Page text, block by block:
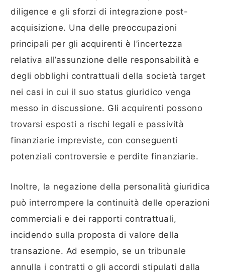
diligence e gli sforzi di integrazione post-
acquisizione. Una delle preoccupazioni
principali per gli acquirenti è l’incertezza
relativa all’assunzione delle responsabilità e
degli obblighi contrattuali della società target
nei casi in cui il suo status giuridico venga
messo in discussione. Gli acquirenti possono
trovarsi esposti a rischi legali e passività
finanziarie impreviste, con conseguenti
potenziali controversie e perdite finanziarie.
Inoltre, la negazione della personalità giuridica
può interrompere la continuità delle operazioni
commerciali e dei rapporti contrattuali,
incidendo sulla proposta di valore della
transazione. Ad esempio, se un tribunale
annulla i contratti o gli accordi stipulati dalla